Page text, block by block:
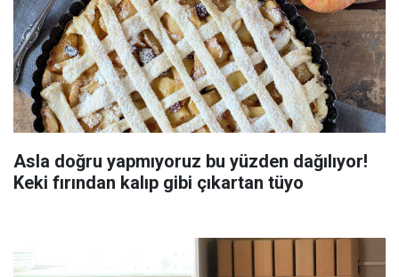
Asla doğru yapmıyoruz bu yüzden dağılıyor!
Keki fırından kalıp gibi çıkartan tüyo